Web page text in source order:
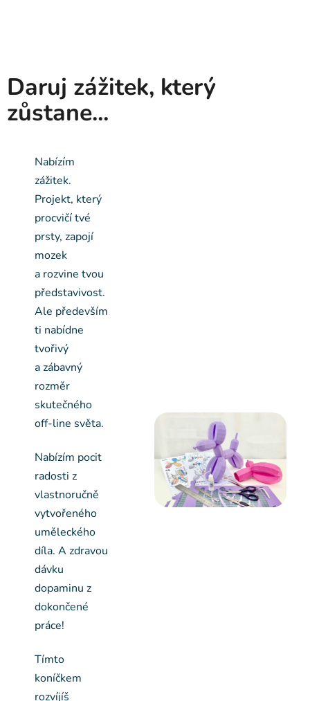
Daruj zážitek, který
zůstane...
Nabízím
zážitek.
Projekt, který
procvičí tvé
prsty, zapojí
mozek
a rozvine tvou
představivost.
Ale především
ti nabídne
tvořivý
a zábavný
rozměr
skutečného
off-line světa.
Nabízím pocit
radosti z
vlastnoručně
vytvořeného
uměleckého
díla. A zdravou
dávku
dopaminu z
dokončené
práce!
Tímto
koníčkem
rozvíjíš